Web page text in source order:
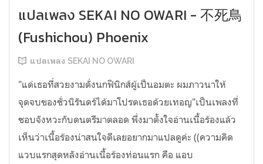
แปลเพลง SEKAI NO OWARI - 不死鳥
(Fushichou) Phoenix
แปลเพลง SEKAI NO OWARI
"แด่เธอที่สวยงามดั่งนกฟินิกส์ผู้เป็นอมตะ ผมภาวนาให้
จุดจบของชั่วนิรันดร์ได้มาโปรดเธอด้วยเทอญ"เป็นเพลงที่
ชอบจังหวะกับดนตรีมาตลอด พึ่งมาตั้งใจอ่านเนื้อร้องแล้ว
เห็นว่าเนื้อร้องน่าสนใจดีเลยอยากมาแปลดูค่ะ ((ความคิด
แวบแรกสุดหลังอ่านเนื้อร้องท่อนแรก คือ แอบ